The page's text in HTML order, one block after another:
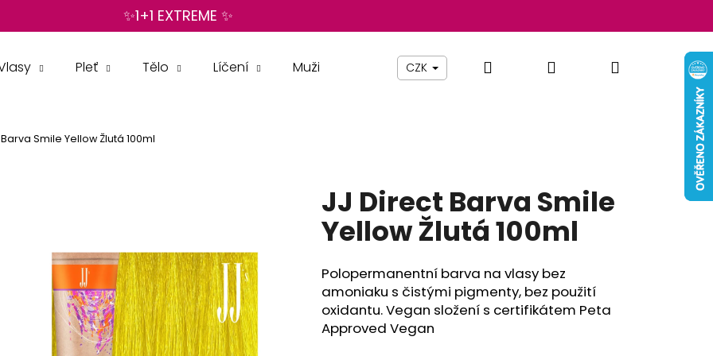
✨1+1 EXTREME ✨
Pleť Tělo Líčení Muži Beauty By Simona Pomůcky Nábytek
CZK Hledat PřihlášeníNákupní
Smile Yellow Žlutá 100ml
JJ Direct Barva Smile
Yellow Žlutá 100ml
Polopermanentní barva na vlasy bez
amoniaku s čistými pigmenty, bez použití
oxidantu.Vegan složení s certifikátem Peta
Approved Vegan
Následující